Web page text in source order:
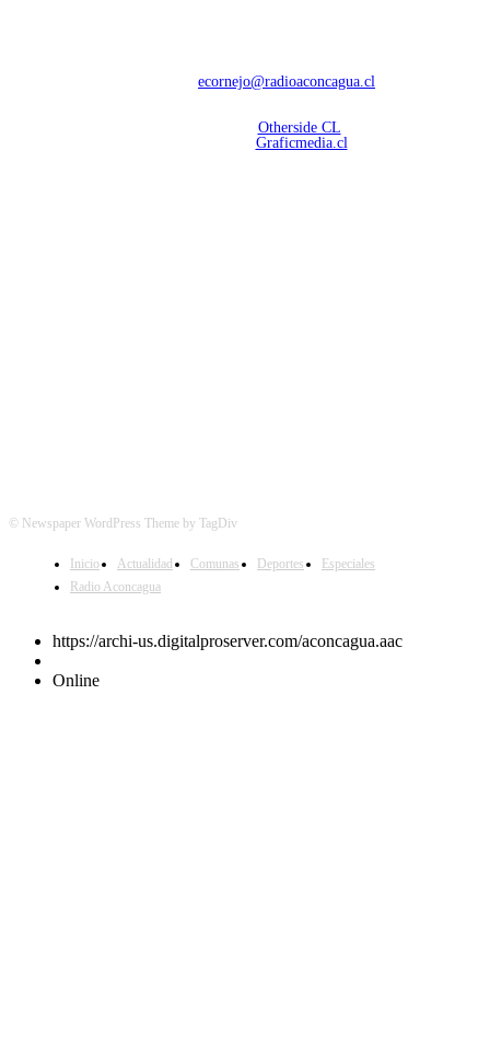
ecornejo@radioaconcagua.cl
Otherside CL
Graficmedia.cl
© Newspaper WordPress Theme by TagDiv
Inicio Actualidad Comunas Deportes
Especiales
Radio Aconcagua
https://archi-us.digitalproserver.com/aconcagua.aac
Online